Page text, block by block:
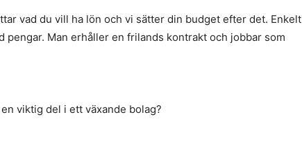
vad du vill ha lön och vi sätter din budget efter det. Enkelt
Man erhåller en frilands kontrakt och jobbar som
viktig del i ett växande bolag?